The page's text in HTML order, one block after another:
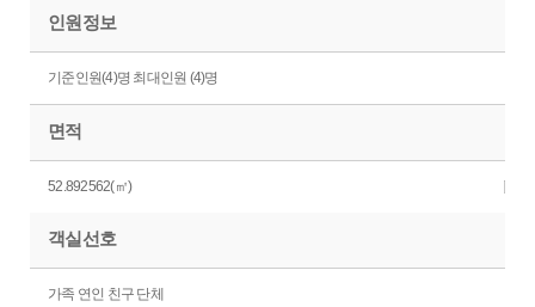
인원정보
기준인원(4)명 최대인원 (4)명
면적
52.892562(㎡)
객실선호
가족 연인 친구 단체